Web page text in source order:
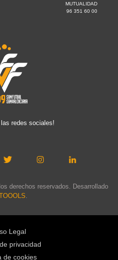
MUTUALIDAD
96 351 60 00
las redes sociales!
derechos reservados. Desarrollado
Legal
privacidad
de cookies